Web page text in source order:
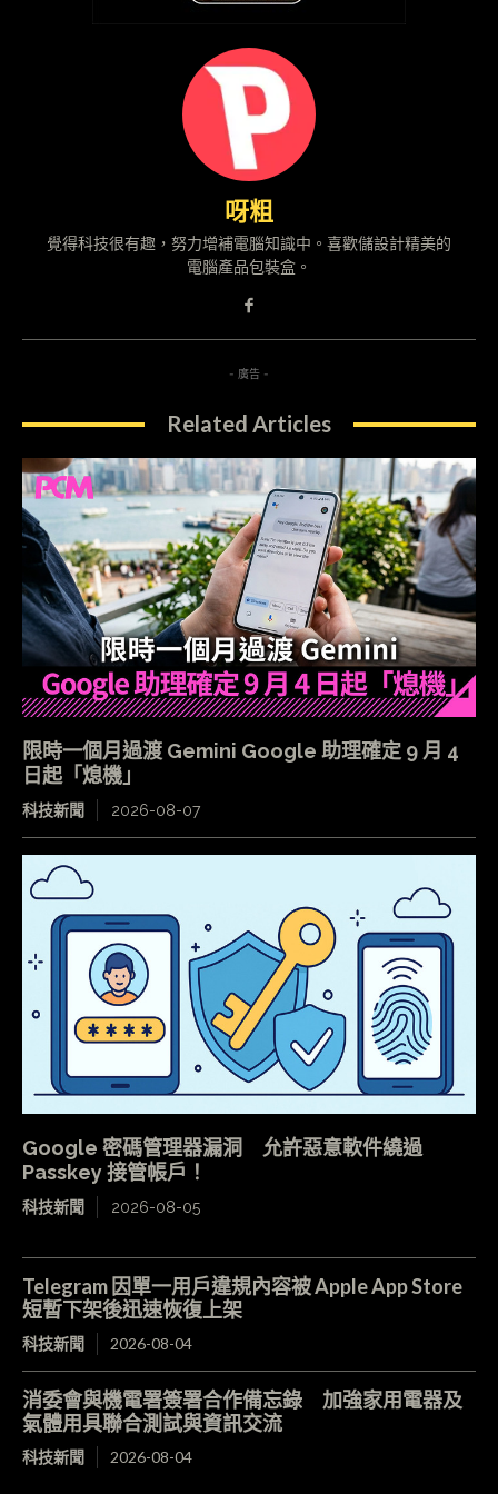
呀粗
覺得科技很有趣，努力增補電腦知識中。喜歡儲設計精美的
電腦產品包裝盒。
- 廣告 -
Related Articles
限時一個月過渡 Gemini Google 助理確定 9 月 4
日起「熄機」
科技新聞 2026-08-07
Google 密碼管理器漏洞 允許惡意軟件繞過
Passkey 接管帳戶！
科技新聞 2026-08-05
Telegram 因單一用戶違規內容被 Apple App Store
短暫下架後迅速恢復上架
科技新聞 2026-08-04
消委會與機電署簽署合作備忘錄 加強家用電器及
氣體用具聯合測試與資訊交流
科技新聞 2026-08-04